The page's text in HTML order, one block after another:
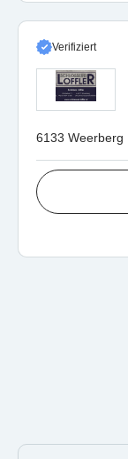
Verifiziert
6133 Weerberg